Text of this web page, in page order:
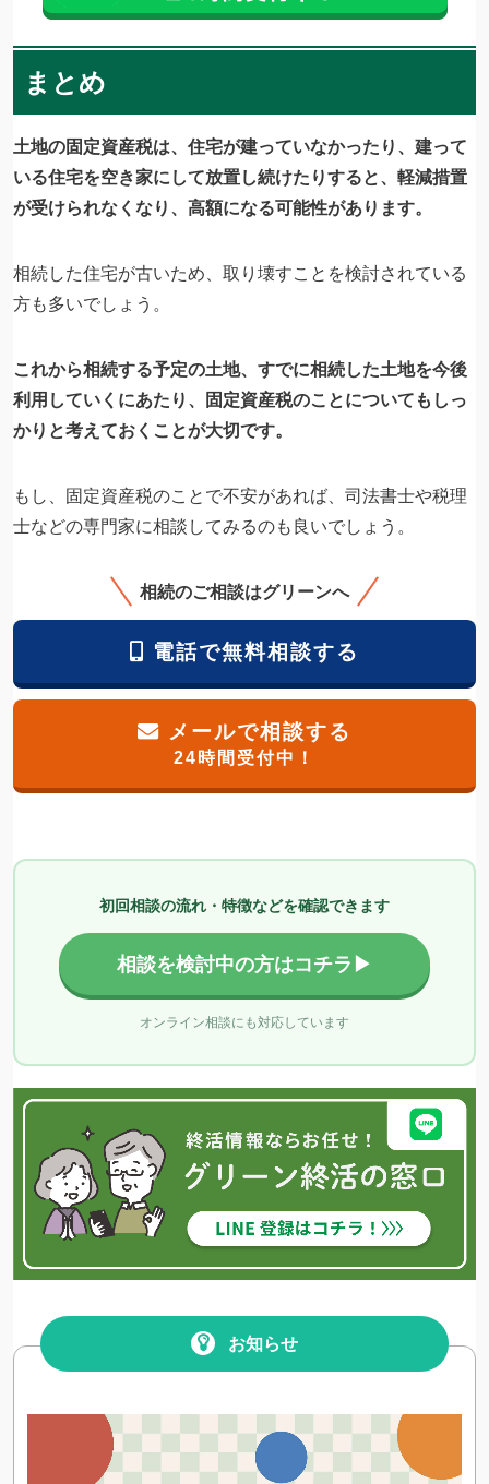
まとめ
土地の固定資産税は、住宅が建っていなかったり、建って
いる住宅を空き家にして放置し続けたりすると、軽減措置
が受けられなくなり、高額になる可能性があります。
相続した住宅が古いため、取り壊すことを検討されている
方も多いでしょう。
これから相続する予定の土地、すでに相続した土地を今後
利用していくにあたり、固定資産税のことについてもしっ
かりと考えておくことが大切です。
もし、固定資産税のことで不安があれば、司法書士や税理
士などの専門家に相談してみるのも良いでしょう。
相続のご相談はグリーンへ
電話で無料相談する
メールで相談する
24時間受付中！
初回相談の流れ・特徴などを確認できます
相談を検討中の方はコチラ▶
オンライン相談にも対応しています
お知らせ